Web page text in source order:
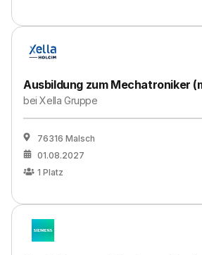
Ausbildung zum Mechatroniker
beiXella Gruppe
76316 Malsch
01.08.2027
1 Platz